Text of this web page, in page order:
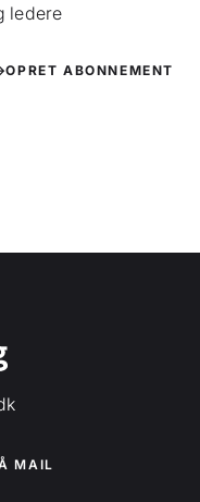
ledere
OPRET ABONNEMENT
MAIL